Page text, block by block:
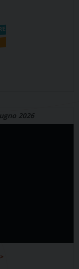
2026